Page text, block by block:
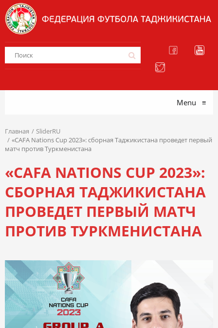
Menu ≡
Главная
SliderRU
«CAFA Nations Cup 2023»: сборная Таджикистана проведет первый
матч против Туркменистана
«CAFA NATIONS CUP 2023»:
СБОРНАЯ ТАДЖИКИСТАНА
ПРОВЕДЕТ ПЕРВЫЙ МАТЧ
ПРОТИВ ТУРКМЕНИСТАНА